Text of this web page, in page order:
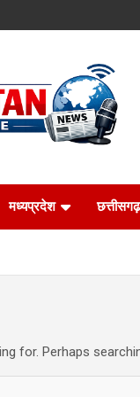
मध्यप्रदेश छत्तीसगढ़
for. Perhaps